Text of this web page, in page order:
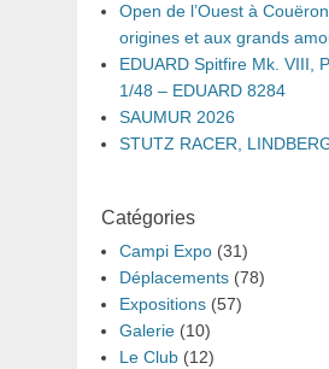
Open de l’Ouest à
origines et aux grands
EDUARD Spitfire Mk. VIII,
1/48 – EDUARD 8284
SAUMUR 2026
STUTZ RACER,
Catégories
Campi Expo (31)
Déplacements (78)
Expositions (57)
Galerie (10)
Le Club (12)